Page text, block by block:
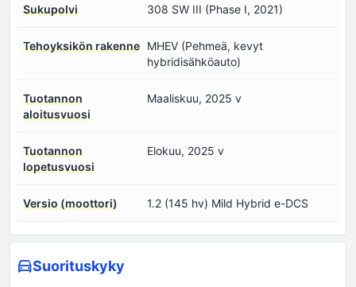
Sukupolvi 308 SW III (Phase I, 2021)
Tehoyksikön rakenne MHEV (Pehmeä, kevyt
hybridisähköauto)
Tuotannon
aloitusvuosi
Maaliskuu, 2025 v
Tuotannon
lopetusvuosi
Elokuu, 2025 v
Versio (moottori) 1.2 (145 hv) Mild Hybrid e-DCS
Suorituskyky